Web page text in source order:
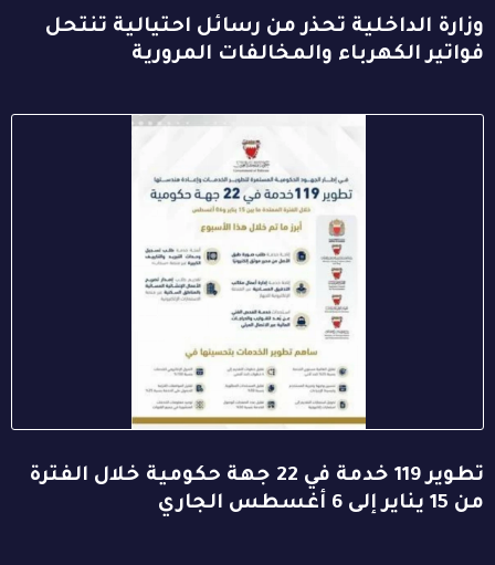
وزارة الداخلية تحذر من رسائل احتيالية تنتحل
فواتير الكهرباء والمخالفات المرورية
تطوير 119 خدمة في 22 جهة حكومية خلال الفترة
من 15 يناير إلى 6 أغسطس الجاري